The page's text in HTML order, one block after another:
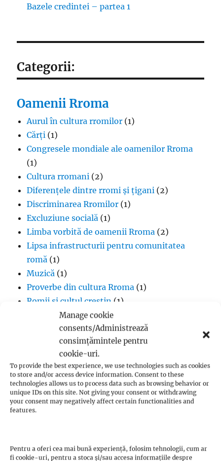
Manage cookie
consents/Administrează
consimțămintele pentru
cookie-uri.
To provide the best experience, we use technologies such as cookies
to store and/or access device information. Consent to these
technologies allows us to process data such as browsing behavior or
unique IDs on this site. Not giving your consent or withdrawing
your consent may negatively affect certain functionalities and
features.
Pentru a oferi cea mai bună experiență, folosim tehnologii, cum ar
fi cookie-uri, pentru a stoca și/sau accesa informațiile despre
Bazele credintei – partea 1
Categorii:
Oamenii Rroma
Aurul în cultura rromilor (1)
Cărți (1)
Congresele mondiale ale oamenilor Rroma
(1)
Cultura rromani (2)
Diferențele dintre rromi și țigani (2)
Discriminarea Rromilor (1)
Excluziune socială (1)
Limba vorbită de oamenii Rroma (2)
Lipsa infrastructurii pentru comunitatea
romă (1)
Muzică (1)
Proverbe din cultura Rroma (1)
Romii și cultul creștin (1)
Rromii căldărari: tradiții și meșteșuguri
Rromii în melodiile trupei Pheonix
Rromii slătari: tradiții și istorie
Sclavia rromilor(1)
Steagul oamenilor Rroma(1)
Vlax Romani(1)
Budism